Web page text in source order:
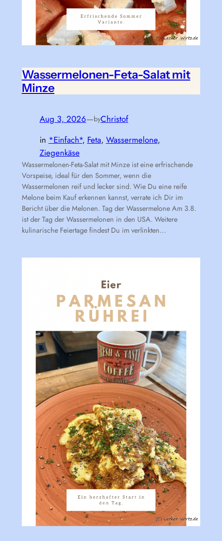
Wassermelonen-Feta-Salat mit
Minze
Aug 3, 2026—byChristof
in *Einfach*, Feta, Wassermelone
Ziegenkäse
Wassermelonen-Feta-Salat mit Minze ist eine erfrischende
Vorspeise, ideal für den Sommer, wenn die
Wassermelonen reif und lecker sind. Wie Du eine reife
Melone beim Kauf erkennen kannst, verrate ich Dir im
Bericht über die Melonen. Tag der Wassermelone Am 3.8.
ist der Tag der Wassermelonen in den USA. Weitere
kulinarische Feiertage findest Du im verlinkten…